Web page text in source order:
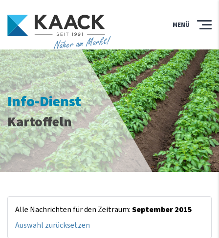
Näher am Markt!
MENÜ
Info-Dienst
Kartoffeln
Alle Nachrichten für den Zeitraum:September 2015
Auswahl zurücksetzen